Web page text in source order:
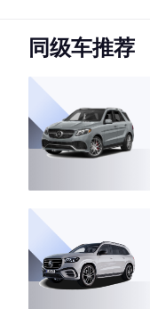
·空间表现一般，低于
同级车推荐